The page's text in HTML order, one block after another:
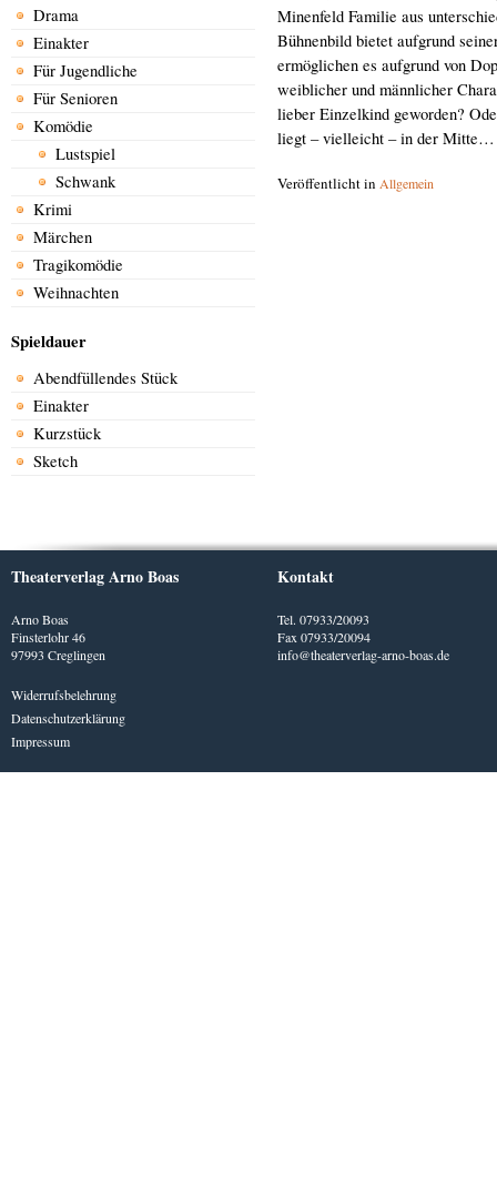
Drama
Einakter
Für Jugendliche
Für Senioren
Komödie
Lustspiel
Schwank
Krimi
Märchen
Tragikomödie
Weihnachten
Spieldauer
Abendfüllendes Stück
Einakter
Kurzstück
Sketch
Minenfeld Familie aus
Bühnenbild bietet aufgrund
ermöglichen es aufgrund von
weiblicher und männlicher
lieber Einzelkind geworden?
liegt – vielleicht – in der Mitte…
Veröffentlicht in Allgemein
Theaterverlag Arno Boas
Arno Boas
Finsterlohr 46
97993 Creglingen
Widerrufsbelehrung
Datenschutzerklärung
Impressum
Kontakt
Tel. 07933/20093
Fax 07933/20094
info@theaterverlag-arno-boas.de